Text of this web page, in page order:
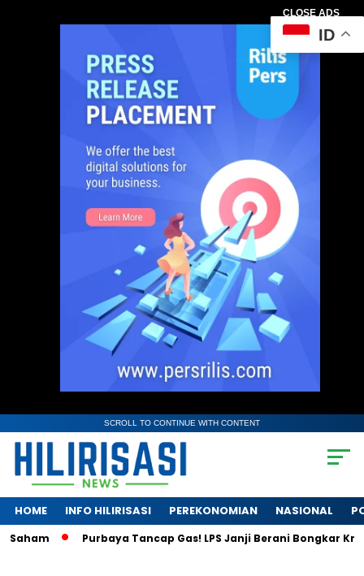
CLOSE ADS
SCROLL TO CONTINUE WITH CONTENT
HOME INFO HILIRISASI PEREKONOMIAN NASIONAL
Purbaya Tancap Gas! LPS Janji Berani Bongkar Krisis
ID